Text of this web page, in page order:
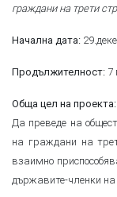
граждани на трети
Начална дата:
Продължителност: 7
Обща цел на проекта:
Да преведе на
на граждани на
взаимно
държавите-членки